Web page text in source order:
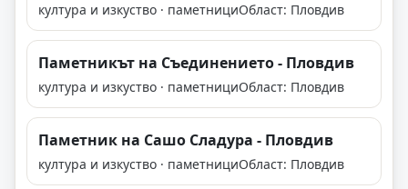
култура и изкуство · паметнициОбласт: Пловдив
Паметникът на Съединението - Пловдив
култура и изкуство · паметнициОбласт: Пловдив
Паметник на Сашо Сладура - Пловдив
култура и изкуство · паметнициОбласт: Пловдив